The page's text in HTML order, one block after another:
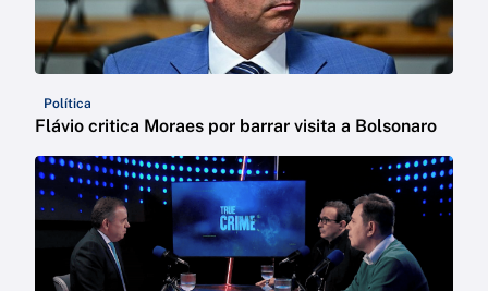
Política
Flávio critica Moraes por barrar visita a Bolsonaro